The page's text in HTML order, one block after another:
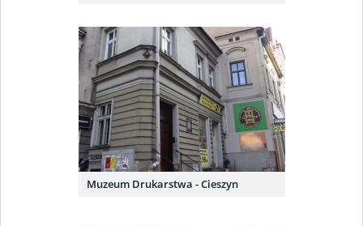
Muzeum Drukarstwa - Cieszyn